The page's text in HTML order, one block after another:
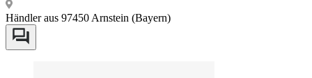
Händler aus 97450 Arnstein (Bayern)